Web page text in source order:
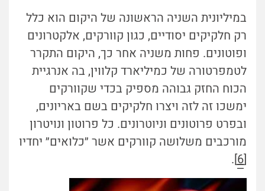
במיליונית השניה הראשונה של היקום הוא כלל
רק חלקיקים יסודיים, כגון קוורקים, אלקטרונים
ופוטונים. פחות משניה אחר כך, היקום התקרר
לטמפרטורה של כמיליארד קלווין, בה אנרגיית
הכוח החזק גבוהה מספיק בכדי שקוורקים
ימשכו זה לזה ויצרו חלקיקים בשם באריונים,
ובפרט פרוטונים וניוטרונים. כל פרוטון ונויטרון
מורכבים משלושה קוורקים אשר ״כלואים״ יחדיו
[
6
].